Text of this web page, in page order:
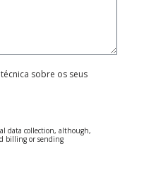
sobre os seus
data collection, although,
billing or sending